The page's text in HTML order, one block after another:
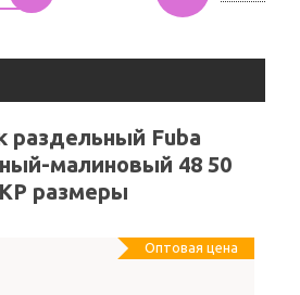
раздельный Fuba
малиновый 48 50
размеры
Оптовая цена